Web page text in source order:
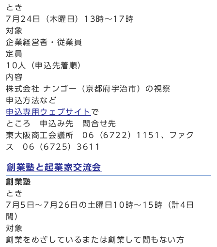
とき
7月24日（木曜日）13時～17時
対象
企業経営者・従業員
定員
10人（申込先着順）
内容
株式会社 ナンゴー（京都府宇治市）の視察
申込方法など
申込専用ウェブサイト で
ところ 申込み先 問合せ先
東大阪商工会議所 06（6722）1151、ファク
ス 06（6725）3611
創業塾と起業家交流会
創業塾
とき
7月5日～7月26日の土曜日10時～15時（計4日
間）
対象
創業をめざしているまたは創業して間もない方